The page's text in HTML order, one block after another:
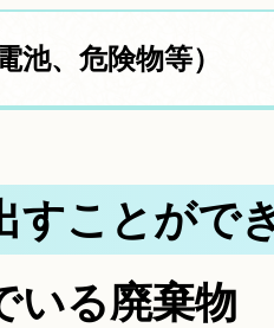
池、危険物等）
すことがで
いる廃棄物